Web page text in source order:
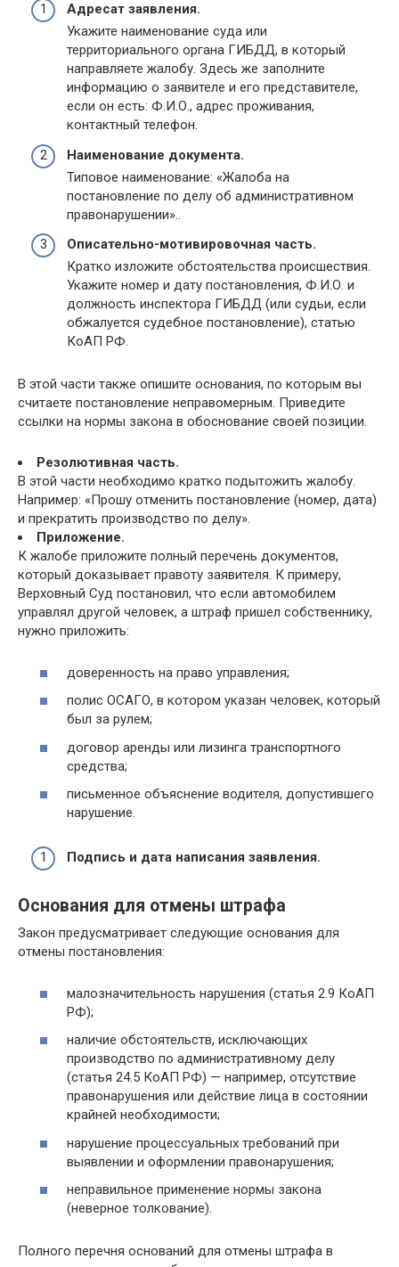
Адресат заявления.
Укажите наименование суда или
территориального органа ГИБДД, в который
направляете жалобу. Здесь же заполните
информацию о заявителе и его представителе,
если он есть: Ф.И.О., адрес проживания,
контактный телефон.
Наименование документа.
Типовое наименование: «Жалоба на
постановление по делу об административном
правонарушении»..
Описательно-мотивировочная часть.
Кратко изложите обстоятельства происшествия.
Укажите номер и дату постановления, Ф.И.О. и
должность инспектора ГИБДД (или судьи, если
обжалуется судебное постановление), статью
КоАП РФ.
В этой части также опишите основания, по которым вы
считаете постановление неправомерным. Приведите
ссылки на нормы закона в обоснование своей позиции.
Резолютивная часть.
В этой части необходимо кратко подытожить жалобу.
Например: «Прошу отменить постановление (номер, дата)
и прекратить производство по делу».
Приложение.
К жалобе приложите полный перечень документов,
который доказывает правоту заявителя. К примеру,
Верховный Суд постановил, что если автомобилем
управлял другой человек, а штраф пришел собственнику,
нужно приложить:
доверенность на право управления;
полис ОСАГО, в котором указан человек, который
был за рулем;
договор аренды или лизинга транспортного
средства;
письменное объяснение водителя, допустившего
нарушение.
Подпись и дата написания заявления.
Основания для отмены штрафа
Закон предусматривает следующие основания для
отмены постановления:
малозначительность нарушения (статья 2.9 КоАП
РФ);
наличие обстоятельств, исключающих
производство по административному делу
(статья 24.5 КоАП РФ) — например, отсутствие
правонарушения или действие лица в состоянии
крайней необходимости;
нарушение процессуальных требований при
выявлении и оформлении правонарушения;
неправильное применение нормы закона
(неверное толкование).
Полного перечня оснований для отмены штрафа в